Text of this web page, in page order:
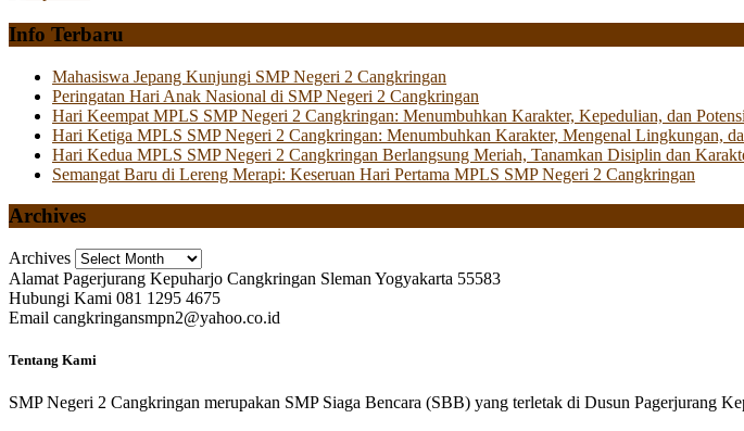
Info Terbaru
Mahasiswa Jepang Kunjungi SMP Negeri 2 Cangkringan
Peringatan Hari Anak Nasional di SMP Negeri 2 Cangkringan
Hari Keempat MPLS SMP Negeri 2 Cangkringan: Menumbuhkan Karakter, Kepedulian, dan
Hari Ketiga MPLS SMP Negeri 2 Cangkringan: Menumbuhkan Karakter, Mengenal Lingkungan,
Hari Kedua MPLS SMP Negeri 2 Cangkringan Berlangsung Meriah, Tanamkan Disiplin dan
Semangat Baru di Lereng Merapi: Keseruan Hari Pertama MPLS SMP Negeri 2 Cangkringan
Archives
Archives
Alamat Pagerjurang Kepuharjo Cangkringan Sleman Yogyakarta 55583
Hubungi Kami 081 1295 4675
Email cangkringansmpn2@yahoo.co.id
Tentang Kami
SMP Negeri 2 Cangkringan merupakan SMP Siaga Bencara (SBB) yang terletak di Dusun Pagerjurang